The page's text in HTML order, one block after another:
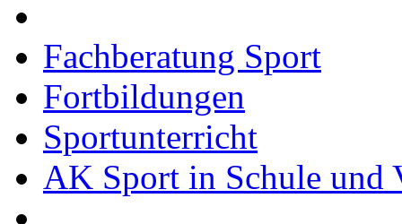
Fachberatung Sport
Fortbildungen
Sportunterricht
AK Sport in Schule und